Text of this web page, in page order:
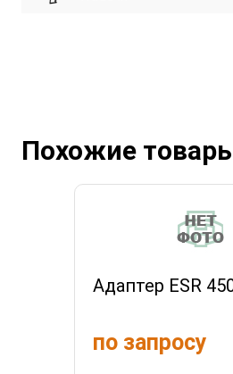
Похожие
Адаптер ESR
по запросу